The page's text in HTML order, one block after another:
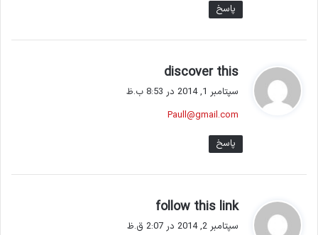
پاسخ
discover this
ف
سپتامبر 1, 2014 در 8:53 ب.ظ
Paull@gmail.com
پاسخ
follow this link
ف
سپتامبر 2, 2014 در 2:07 ق.ظ